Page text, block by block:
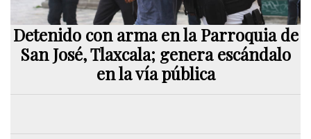
Detenido con arma en la Parroquia de
San José, Tlaxcala; genera escándalo
en la vía pública